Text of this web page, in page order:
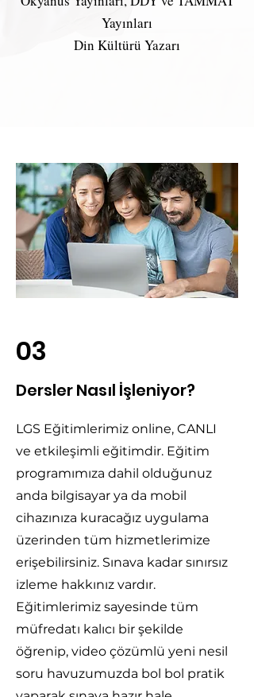
Yayınları
Din Kültürü Yazarı
03
Dersler Nasıl İşleniyor?
LGS Eğitimlerimiz online, CANLI
ve etkileşimli eğitimdir. Eğitim
programımıza dahil olduğunuz
anda bilgisayar ya da mobil
cihazınıza kuracağız uygulama
üzerinden tüm hizmetlerimize
erişebilirsiniz. Sınava kadar sınırsız
izleme hakkınız vardır.
Eğitimlerimiz sayesinde tüm
müfredatı kalıcı bir şekilde
öğrenip, video çözümlü yeni nesil
soru havuzumuzda bol bol pratik